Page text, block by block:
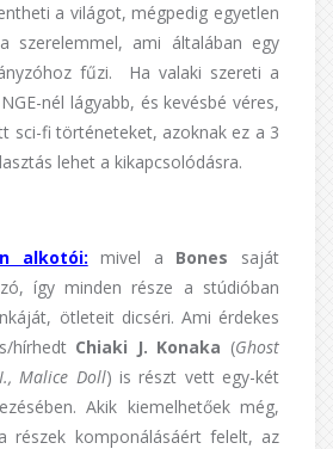
a világot, mégpedig egyetlen
szerelemmel, ami általában egy
fűzi. Ha valaki szereti a
nél lágyabb, és kevésbé véres,
sci-fi történeteket, azoknak ez a 3
lehet a kikapcsolódásra.
alkotói: mivel a Bones saját
így minden része a stúdióban
ötleteit dicséri. Ami érdekes
hírhedt Chiaki J. Konaka (Ghost
Malice Doll) is részt vett egy-két
Akik kiemelhetőek még,
részek komponálásáért felelt, az